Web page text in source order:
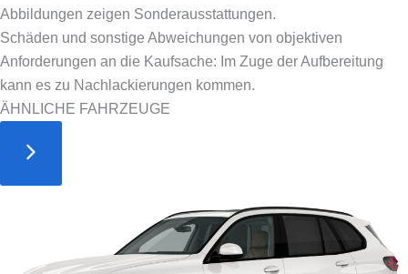
Abbildungen zeigen Sonderausstattungen.
Schäden und sonstige Abweichungen von objektiven
Anforderungen an die Kaufsache: Im Zuge der Aufbereitung
kann es zu Nachlackierungen kommen.
ÄHNLICHE FAHRZEUGE